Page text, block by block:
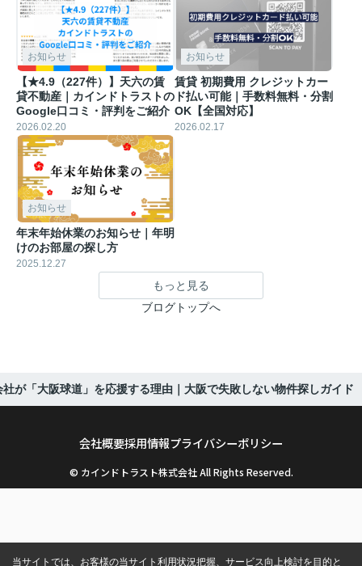
お知らせ
【★4.9（227件）】天六の賃
貸不動産｜カインドトラストの
Google口コミ・評判をご紹介
2026.02.20
お知らせ
賃貸 初期費用 クレジットカー
ド払い可能｜手数料無料・分割
OK【全国対応】
2026.02.17
お知らせ
年末年始休業のお知らせ｜年明
けのお部屋の探し方
2025.12.27
もっと見る
ブログトップへ
が「大阪球道」を応援する理由｜大阪で失敗しない物件探しガイド
会社概要採用情報プライバシーポリシー
© カインドトラスト株式会社 All Rights Reserved.
当サイトでは、お客様の当サイト利用状況把握、サービス向上検討を目的と